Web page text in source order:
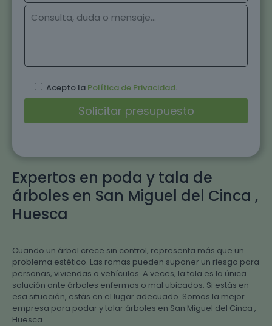
Expertos en poda y tala de
árboles en San Miguel del Cinca ,
Huesca
Cuando un árbol crece sin control, representa más que un
problema estético. Las ramas pueden suponer un riesgo para
personas, viviendas o vehículos. A veces, la tala es la única
solución ante árboles enfermos o mal ubicados. Si estás en
esa situación, estás en el lugar adecuado. Somos la mejor
empresa para podar y talar árboles en San Miguel del Cinca ,
Huesca.
Acepto la Política de Privacidad.